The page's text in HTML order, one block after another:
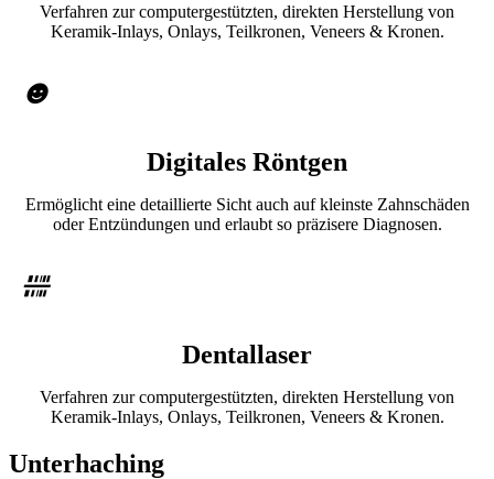
Verfahren zur computergestützten, direkten Herstellung von
Keramik-Inlays, Onlays, Teilkronen, Veneers & Kronen.
Digitales Röntgen
Ermöglicht eine detaillierte Sicht auch auf kleinste Zahnschäden
oder Entzündungen und erlaubt so präzisere Diagnosen.
Dentallaser
Verfahren zur computergestützten, direkten Herstellung von
Keramik-Inlays, Onlays, Teilkronen, Veneers & Kronen.
Unterhaching